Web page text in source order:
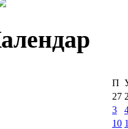
П
27
3
10